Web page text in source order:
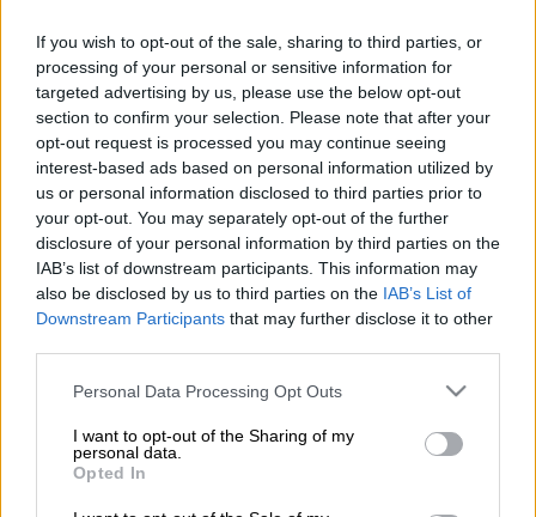
If you wish to opt-out of the sale, sharing to third parties, or
processing of your personal or sensitive information for
targeted advertising by us, please use the below opt-out
section to confirm your selection. Please note that after your
opt-out request is processed you may continue seeing
interest-based ads based on personal information utilized by
us or personal information disclosed to third parties prior to
your opt-out. You may separately opt-out of the further
disclosure of your personal information by third parties on the
IAB’s list of downstream participants. This information may
also be disclosed by us to third parties on the IAB’s List of
Downstream Participants that may further disclose it to other
Please note that this website/app uses one or more Google
not limited to your visit or usage behaviour. You may click to
grant or deny consent to Google and its third-party tags to
use your data for below specified purposes in below Google
consent section.
Personal Data Processing Opt Outs
I want to opt-out of the Sharing of my
personal data.
Opted In
Πισίνα (Pixabay)
Προσθέστε το ΕΘΝΟΣ στη Google
Σε σοβαρή κατάστασηνοσηλεύεται στην
Κύπρο αγοράκι μόλις δυο ετών, το οποίο το
απόγευμα του Σαββάτου έπεσε σεπισίνα
στο σπίτι του στοΠαραλίμνι. Το αγοράκι
ανασύρθηκε από τους γονείς τουχωρίςτις
αισθήσειςτου και μεταφέρθηκε στο
νοσοκομείοΜακάρειο στη Λευκωσία
Όπως αναφέρει τοiellada.gr, μεταδίδοντας
πληροφορίες από την